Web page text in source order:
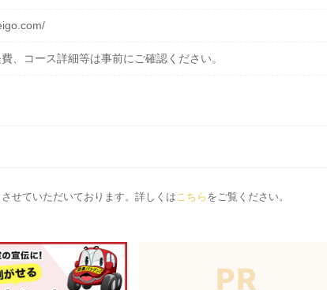
、コース詳細等は事前にご確認ください。
せていただいております。詳しくは こちら をご覧ください。